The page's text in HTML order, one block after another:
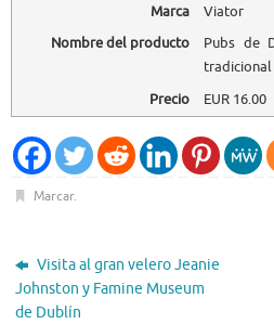
Marca
Viator
Nombre del producto
Pubs de
Precio
EUR16.00
Marcar.
Visita al gran velero Jeanie
Johnston y Famine Museum
de Dublín